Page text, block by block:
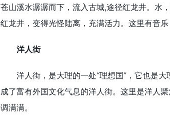
苍山溪水潺潺而下，流入古城,途径红龙井。水
红龙井，变得光怪陆离，充满活力。这里有音
洋人街
洋人街，是大理的一处“理想国”，它也是大
成了富有外国文化气息的洋人街。这里是洋人
调满满。